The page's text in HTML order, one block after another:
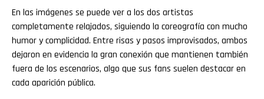
En las imágenes se puede ver a los dos artistas
completamente relajados, siguiendo la coreografía con mucho
humor y complicidad. Entre risas y pasos improvisados, ambos
dejaron en evidencia la gran conexión que mantienen también
fuera de los escenarios, algo que sus fans suelen destacar en
cada aparición pública.